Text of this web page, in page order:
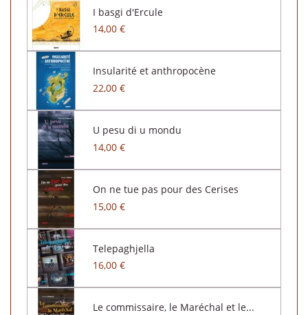
I basgi d'Ercule
14,00 €
Insularité et anthropocène
22,00 €
U pesu di u mondu
14,00 €
On ne tue pas pour des Cerises
15,00 €
Telepaghjella
16,00 €
Le commissaire, le Maréchal et le...